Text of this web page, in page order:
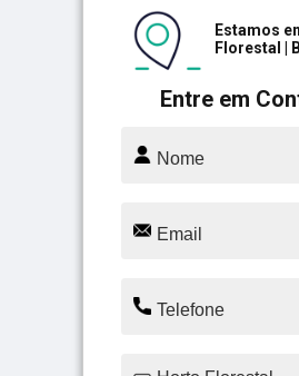
Entre em
Estamos
Florestal |